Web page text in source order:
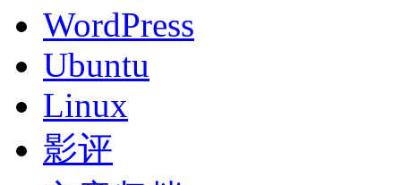
WordPress
Ubuntu
Linux
影评